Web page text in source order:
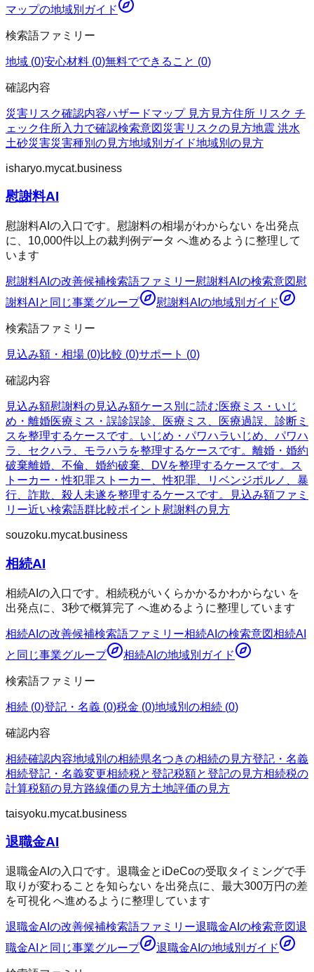
マップの地域別ガイド
検索語ファミリー
地域 (0)安心材料 (0)無料でできること (0)
確認内容
災害リスク確認内容ハザードマップ 見方見方住所 リスク チ
ェック住所入力で確認検索意図 災害リスクの見方地震 洪水
土砂災害災害種別の見方地域別ガイド地域別の見方
isharyo.mycat.business
慰謝料AI
慰謝料AIの入口です。慰謝料の相場がわからない を出発点
に、10,000件以上の裁判例データ へ進めるように整理して
います
慰謝料AI の改善候補検索語ファミリー慰謝料AI の検索意図慰
謝料AI と同じ事業グループ 慰謝料AI の地域別ガイド
検索語ファミリー
見込み額・相場 (0)比較 (0)サポート (0)
確認内容
見込み額慰謝料の見込み額ケース別に読む医療ミス・いじ
め・離婚医療ミス・誤診誤診、医療ミス、医療過誤、診断ミ
スを整理するケースです。 いじめ・パワハラいじめ、パワハ
ラ、セクハラ、モラハラを整理するケースです。 離婚・婚約
破棄離婚、不倫、婚約破棄、DVを整理するケースです。
ス
トーカー・性犯罪ストーカー、性犯罪、リベンジポルノ、暴
行、詐欺、殺人未遂を整理するケースです。
見込み額ファミ
リー近い検索語群比較ポイント 慰謝料の見方
souzoku.mycat.business
相続AI
相続AIの入口です。相続税がいくらかかるかわからない を
出発点に、3秒で概算完了 へ進めるように整理しています
相続AI の改善候補検索語ファミリー相続AI の検索意図相続AI
と同じ事業グループ
相続AI の地域別ガイド
検索語ファミリー
相続 (0)登記・名義 (0)税金 (0)地域別の相続 (0)
確認内容
相続確認内容地域別の相続県名つきの相続の見方登記・名義
相続登記・名義変更相続税と登記税額と登記の見方相続税の
計算税額の見方路線価の見方土地評価の見方
taisyoku.mycat.business
退職金AI
退職金AIの入口です。退職金とiDeCoの受取タイミングで手
取りが変わることを知らない を出発点に、最大300万円の差
を可視化 へ進めるように整理しています
退職金AI の改善候補検索語ファミリー退職金AI の検索意図退
職金AI と同じ事業グループ 退職金AI の地域別ガイド